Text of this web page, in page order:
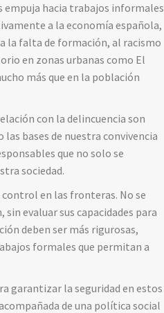
empuja hacia trabajos informales
a la economía española,
la falta de formación, al racismo
en zonas urbanas como El
más que en la población
con la delincuencia son
bases de nuestra convivencia
que no solo se
sociedad.
en las fronteras. No se
evaluar sus capacidades para
deben ser más rigurosas,
formales que permitan a
garantizar la seguridad en estos
de una política social